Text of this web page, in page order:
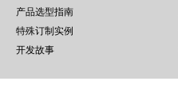
产品选型指南
特殊订制实例
开发故事